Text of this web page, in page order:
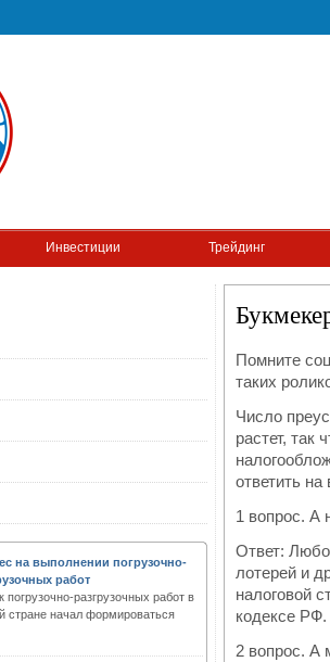
Инвестиции Трейдинг
на выполнении погрузочно-
работ
погрузочно-разгрузочных работ в
стране начал формироваться
Помните
таких
Число
растет, так
ответить
1 вопрос. А
Ответ:
лотерей и
налоговой
кодексе
2 вопрос. А